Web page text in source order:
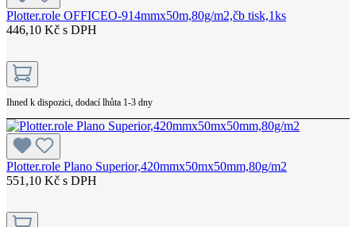
Plotter.role OFFICEO-914mmx50m,80g/m2,čb tisk,1ks
446,10 Kč s DPH
Ihned k dispozici, dodací lhůta 1-3 dny
Plotter.role Plano Superior,420mmx50mx50mm,80g/m2
551,10 Kč s DPH